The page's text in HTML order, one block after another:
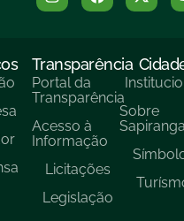
Transparência
Portal da
Transparência
Acesso à
Informação
Licitações
Legislação
Sobre
Sapiranga